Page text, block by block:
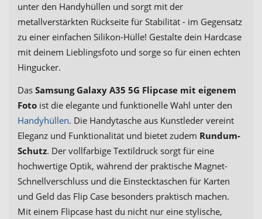
unter den Handyhüllen und sorgt mit der
metallverstärkten Rückseite für Stabilität - im Gegensatz
zu einer einfachen Silikon-Hülle! Gestalte dein Hardcase
mit deinem Lieblingsfoto und sorge so für einen echten
Hingucker.
Das Samsung Galaxy A35 5G Flipcase mit eigenem
Foto ist die elegante und funktionelle Wahl unter den
Handyhüllen. Die Handytasche aus Kunstleder vereint
Eleganz und Funktionalität und bietet zudem Rundum-
Schutz. Der vollfarbige Textildruck sorgt für eine
hochwertige Optik, während der praktische Magnet-
Schnellverschluss und die Einstecktaschen für Karten
und Geld das Flip Case besonders praktisch machen.
Mit einem Flipcase hast du nicht nur eine stylische,